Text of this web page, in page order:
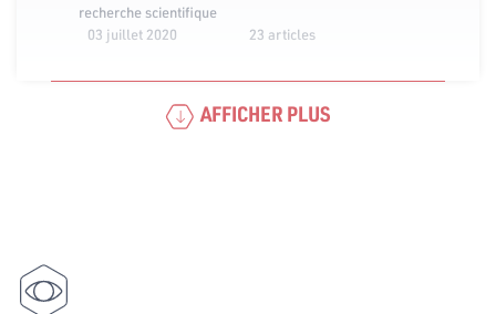
recherche scientifique
03 juillet 2020
23 articles
AFFICHER PLUS